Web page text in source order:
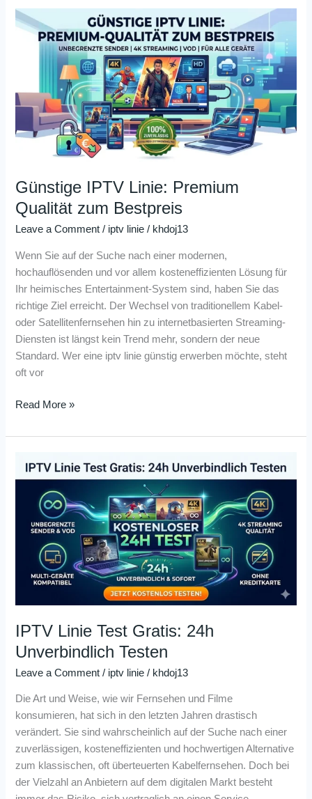
Günstige IPTV Linie: Premium
Qualität zum Bestpreis
Leave a Comment / iptv linie / khdoj13
Wenn Sie auf der Suche nach einer modernen,
hochauflösenden und vor allem kosteneffizienten Lösung für
Ihr heimisches Entertainment-System sind, haben Sie das
richtige Ziel erreicht. Der Wechsel von traditionellem Kabel-
oder Satellitenfernsehen hin zu internetbasierten Streaming-
Diensten ist längst kein Trend mehr, sondern der neue
Standard. Wer eine iptv linie günstig erwerben möchte, steht
oft vor
Günstige
IPTV
zum
Bestpreis
Read More »
IPTV Linie Test Gratis: 24h
Unverbindlich Testen
Leave a Comment / iptv linie / khdoj13
Die Art und Weise, wie wir Fernsehen und Filme
konsumieren, hat sich in den letzten Jahren drastisch
verändert. Sie sind wahrscheinlich auf der Suche nach einer
zuverlässigen, kosteneffizienten und hochwertigen Alternative
zum klassischen, oft überteuerten Kabelfernsehen. Doch bei
der Vielzahl an Anbietern auf dem digitalen Markt besteht
Gratis:
24h
Unverbindlich
Testen